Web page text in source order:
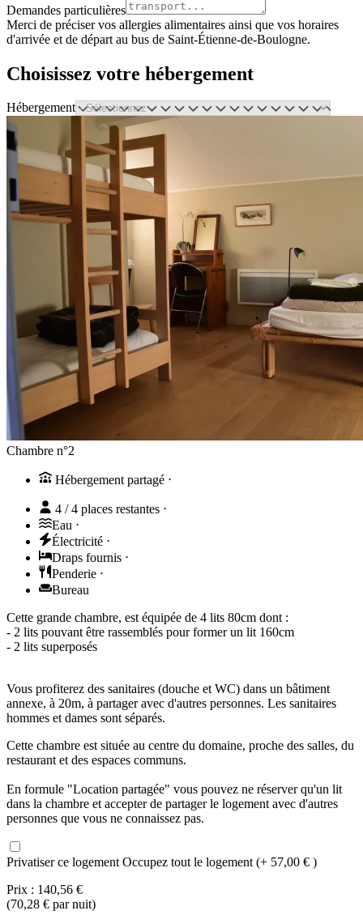
Demandes particulières
Merci de préciser vos allergies alimentaires ainsi que vos horaires
d'arrivée et de départ au bus de Saint-Étienne-de-Boulogne.
Choisissez votre hébergement
Hébergement
Chambre n°2
Hébergement partagé ⋅
4 / 4 places restantes ⋅
Eau ⋅
Électricité ⋅
Draps fournis ⋅
Penderie ⋅
Bureau
Cette grande chambre, est équipée de 4 lits 80cm dont :
- 2 lits pouvant être rassemblés pour former un lit 160cm
- 2 lits superposés
Vous profiterez des sanitaires (douche et WC) dans un bâtiment
annexe, à 20m, à partager avec d'autres personnes. Les sanitaires
hommes et dames sont séparés.
Cette chambre est située au centre du domaine, proche des salles, du
restaurant et des espaces communs.
En formule "Location partagée" vous pouvez ne réserver qu'un lit
dans la chambre et accepter de partager le logement avec d'autres
personnes que vous ne connaissez pas.
Privatiser ce logement Occupez tout le logement (+ 57,00 € )
Prix : 140,56 €
(70,28 € par nuit)